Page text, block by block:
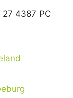
4387 PC